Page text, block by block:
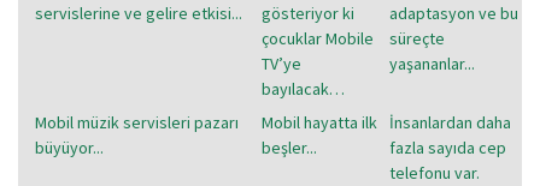
servislerine ve gelire etkisi...
gösteriyor ki
çocuklar Mobile
TV’ye
bayılacak…
adaptasyon ve bu
süreçte
yaşananlar...
Mobil müzik servisleri pazarı
büyüyor...
Mobil hayatta ilk
beşler...
İnsanlardan daha
fazla sayıda cep
telefonu var.